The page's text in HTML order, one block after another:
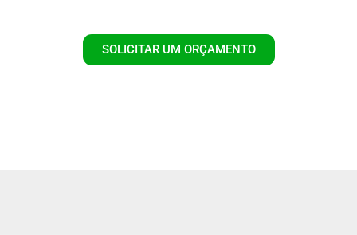
SOLICITAR UM ORÇAMENTO